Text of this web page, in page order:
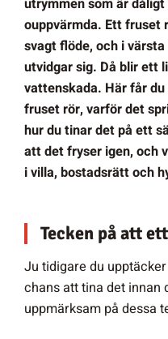
ouppvärmda. Ett fruset
svagt flöde, och i
utvidgar sig. Då blir ett
vattenskada. Här får
fruset rör, varför det
hur du tinar det på ett
att det fryser igen, och
i villa, bostadsrätt och
Tecken på att
Ju tidigare du
chans att tina det innan
uppmärksam på dessa